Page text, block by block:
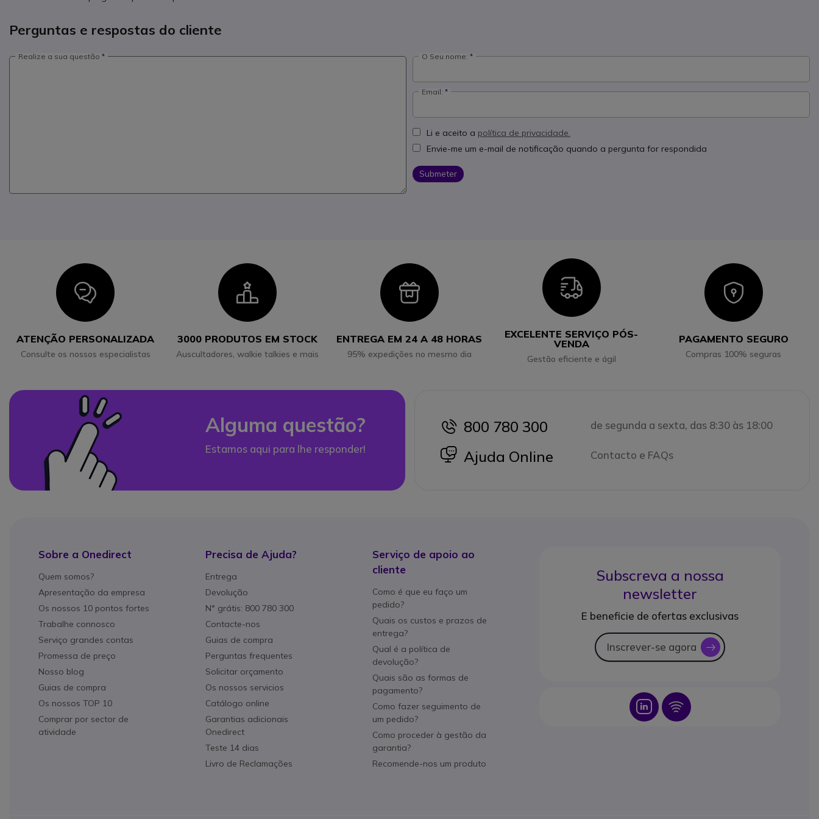
Perguntas e respostas do cliente
Realize a sua questão O Seu nome:
Email:
Li e aceito a política de privacidade.
Envie-me um e-mail de notificação quando a pergunta for respondida
Submeter
Icon
ATENÇÃO PERSONALIZADA
Consulte os nossos especialistas
Icon
3000 PRODUTOS EM STOCK
Auscultadores, walkie talkies e mais
Icon
ENTREGA EM 24 A 48 HORAS
95% expedições no mesmo dia
Icon
EXCELENTE SERVIÇO PÓS-
VENDA
Gestão eficiente e ágil
Icon
PAGAMENTO SEGURO
Compras 100% seguras
Alguma questão?
Estamos aqui para lhe responder!
icon
800 780 300 de segunda a sexta, das 8:30 às 18:00
icon
Ajuda Online Contacto e FAQs
Sobre a Onedirect
Quem somos?
Apresentação da empresa
Os nossos 10 pontos fortes
Trabalhe connosco
Serviço grandes contas
Promessa de preço
Nosso blog
Guias de compra
Os nossos TOP 10
Comprar por sector de
atividade
Precisa de Ajuda?
Entrega
Devolução
N° grátis: 800 780 300
Contacte-nos
Guias de compra
Perguntas frequentes
Solicitar orçamento
Os nossos servicios
Catálogo online
Garantias adicionais
Onedirect
Teste 14 dias
Livro de Reclamações
Serviço de apoio ao
cliente
Como é que eu faço um
pedido?
Quais os custos e prazos de
entrega?
Qual é a política de
devolução?
Quais são as formas de
pagamento?
Como fazer seguimento de
um pedido?
Como proceder à gestão da
garantia?
Recomende-nos um produto
Subscreva a nossa
newsletter
E beneficie de ofertas exclusivas
Inscrever-se agora icon
Icon Icon